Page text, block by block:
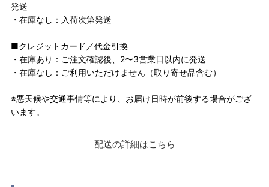
発送
・在庫なし：入荷次第発送
■クレジットカード／代金引換
・在庫あり：ご注文確認後、2〜3営業日以内に発送
・在庫なし：ご利用いただけません（取り寄せ品含む）
※悪天候や交通事情等により、お届け日時が前後する場合がござ
います。
配送の詳細はこちら